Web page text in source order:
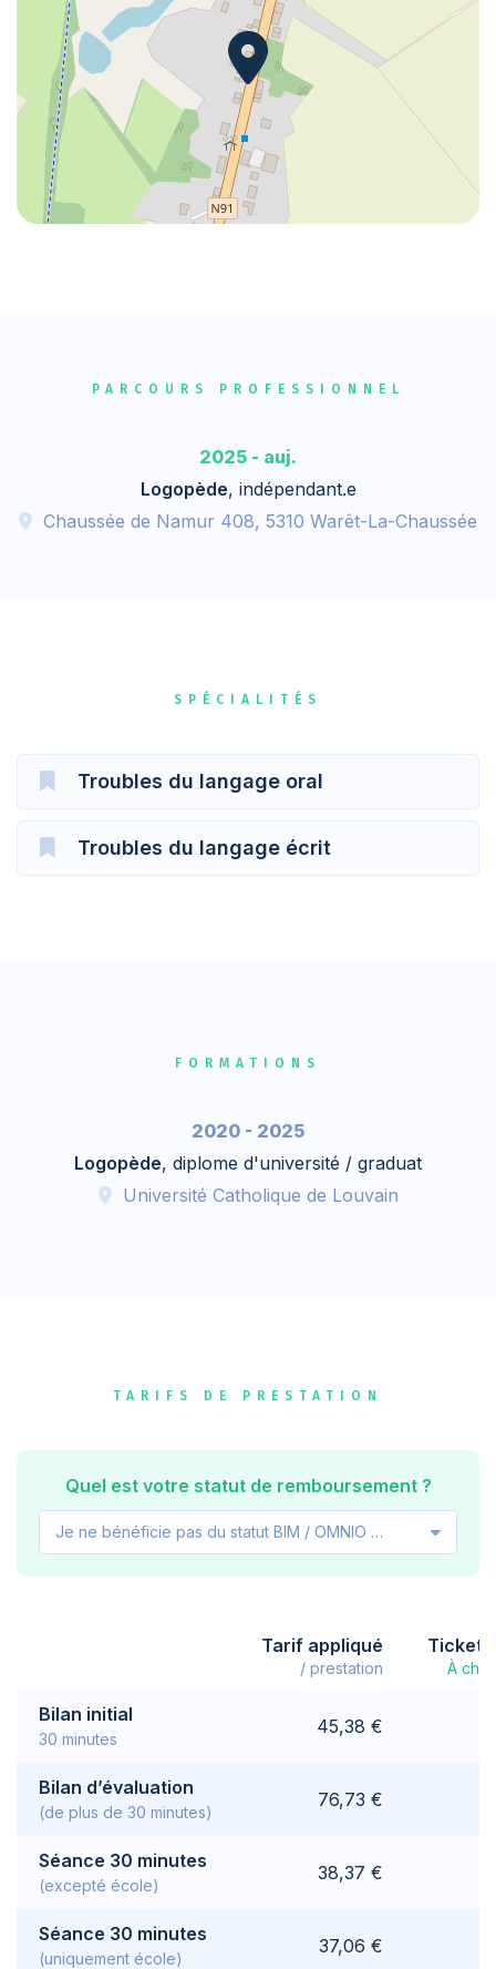
PARCOURS PROFESSIONNEL
2025 - auj.
Logopède, indépendant.e
Chaussée de Namur 408, 5310 Warêt-La-Chaussée
SPÉCIALITÉS
Troubles du langage oral
Troubles du langage écrit
FORMATIONS
2020 - 2025
Logopède, diplome d'université / graduat
Université Catholique de Louvain
TARIFS DE PRESTATION
Quel est votre statut de remboursement ?
Je ne bénéficie pas du statut BIM / OMNIO / VIPO
Tarif appliqué
/ prestation
Ticket
À
Bilan initial
30 minutes
45,38 €
Bilan d’évaluation
(de plus de 30 minutes)
76,73 €
Séance 30 minutes
(excepté école)
38,37 €
Séance 30 minutes
(uniquement école)
37,06 €